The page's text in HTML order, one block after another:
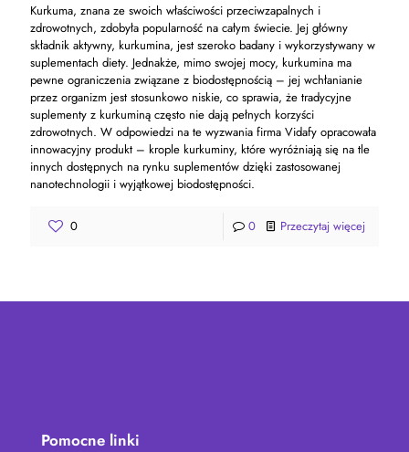
Kurkuma, znana ze swoich właściwości przeciwzapalnych i
zdrowotnych, zdobyła popularność na całym świecie. Jej główny
składnik aktywny, kurkumina, jest szeroko badany i wykorzystywany w
suplementach diety. Jednakże, mimo swojej mocy, kurkumina ma
pewne ograniczenia związane z biodostępnością – jej wchłanianie
przez organizm jest stosunkowo niskie, co sprawia, że tradycyjne
suplementy z kurkuminą często nie dają pełnych korzyści
zdrowotnych. W odpowiedzi na te wyzwania firma Vidafy opracowała
innowacyjny produkt – krople kurkuminy, które wyróżniają się na tle
innych dostępnych na rynku suplementów dzięki zastosowanej
nanotechnologii i wyjątkowej biodostępności.
0 0 Przeczytaj więcej
Pomocne linki